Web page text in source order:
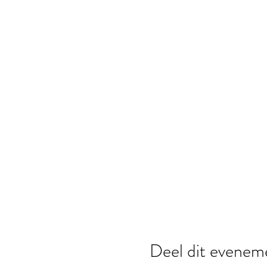
Deel dit